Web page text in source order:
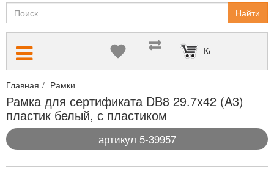
Найти
Корзина пуста
Главная Рамки
Рамка для сертификата DB8 29.7x42 (A3)
пластик белый, с пластиком
артикул 5-39957